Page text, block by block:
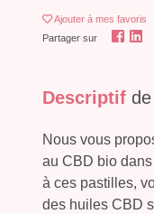
Ajouter à mes favoris
Partager sur
Descriptif
Nous vous
au CBD bio
à ces pastilles,
des huiles CBD